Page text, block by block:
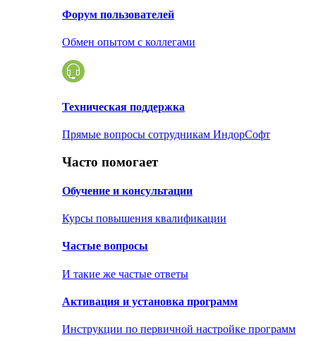
Форум пользователей
Обмен опытом с коллегами
Техническая поддержка
Прямые вопросы сотрудникам ИндорСофт
Часто помогает
Обучение и консультации
Курсы повышения квалификации
Частые вопросы
И такие же частые ответы
Активация и установка программ
Инструкции по первичной настройке программ